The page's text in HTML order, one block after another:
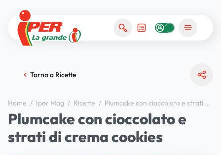
Torna a Ricette
Home / Iper Mag / Ricette / Plumcake con cioccolato e strati di crema cookies
Plumcake con cioccolato e
strati di crema cookies